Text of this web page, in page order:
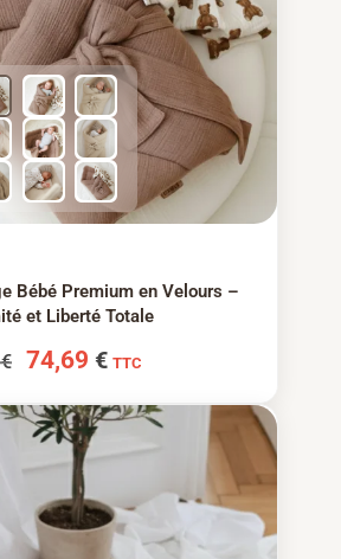
Bébé Premium en Velours –
et Liberté Totale
€ 74,69 € TTC